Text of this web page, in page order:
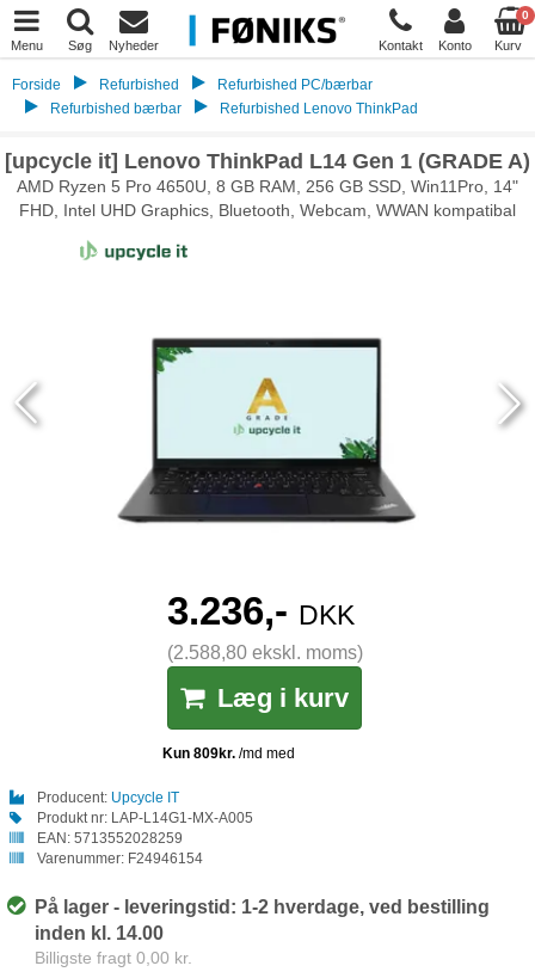
Menu Søg Nyheder Kontakt Konto
0
Kurv
Forside Refurbished
Refurbished PC/bærbar
Refurbished bærbar
Refurbished Lenovo ThinkPad
[upcycle it] Lenovo ThinkPad L14 Gen 1 (GRADE A)
AMD Ryzen 5 Pro 4650U, 8 GB RAM, 256 GB SSD, Win11Pro, 14"
FHD, Intel UHD Graphics, Bluetooth, Webcam, WWAN kompatibal
3.236,- DKK
(2.588,80 ekskl. moms)
Læg i kurv
Producent: Upcycle IT
Produkt nr: LAP-L14G1-MX-A005
EAN: 5713552028259
Varenummer: F24946154
På lager - leveringstid: 1-2 hverdage, ved bestilling
inden kl. 14.00
Billigste fragt 0,00 kr.